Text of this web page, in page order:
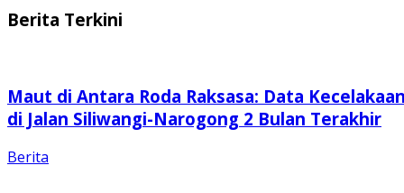
Berita Terkini
Maut di Antara Roda Raksasa: Data
di Jalan Siliwangi-Narogong 2 Bulan Terakhir
Berita